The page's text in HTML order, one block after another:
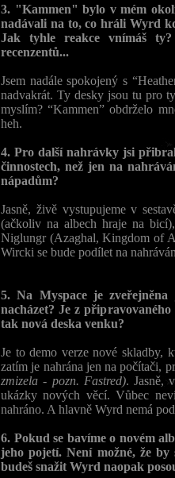
3. "Kammen" bylo v mém
nadávali na to, co hráli Wyrd
Jak tyhle reakce vnímáš ty?
recenzentů...
Jsem nadále spokojený s
nadvakrát. Ty desky jsou tu pro
myslím? “Kammen” obdrželo
heh.
4. Pro další nahrávky jsi
činnostech, než jen na
nápadům?
Jasně, živě vystupujeme v
(ačkoliv na albech hraje na
Niglungr (Azaghal, Kingdom of
Wircki se bude podílet na
5. Na Myspace je
nacházet? Je z
tak nová deska venku?
Je to demo verze nové skladby,
zatím je nahrána jen na počítači,
zmizela - pozn. Fastred). Jasně,
ukázky nových věcí. Vůbec
nahráno. A hlavně Wyrd nemá
6. Pokud se bavíme o novém
jeho pojetí. Není možné, že
budeš snažit Wyrd naopak